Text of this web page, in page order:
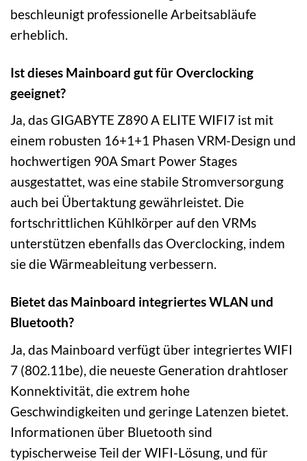
beschleunigt professionelle Arbeitsabläufe
erheblich.
Ist dieses Mainboard gut für Overclocking
geeignet?
Ja, das GIGABYTE Z890 A ELITE WIFI7 ist mit
einem robusten 16+1+1 Phasen VRM-Design und
hochwertigen 90A Smart Power Stages
ausgestattet, was eine stabile Stromversorgung
auch bei Übertaktung gewährleistet. Die
fortschrittlichen Kühlkörper auf den VRMs
unterstützen ebenfalls das Overclocking, indem
sie die Wärmeableitung verbessern.
Bietet das Mainboard integriertes WLAN und
Bluetooth?
Ja, das Mainboard verfügt über integriertes WIFI
7 (802.11be), die neueste Generation drahtloser
Konnektivität, die extrem hohe
Geschwindigkeiten und geringe Latenzen bietet.
Informationen über Bluetooth sind
typischerweise Teil der WIFI-Lösung, und für